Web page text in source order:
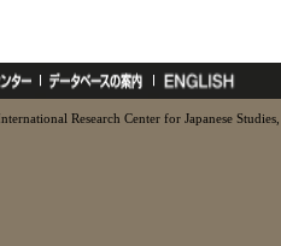
Research Center for Japanese